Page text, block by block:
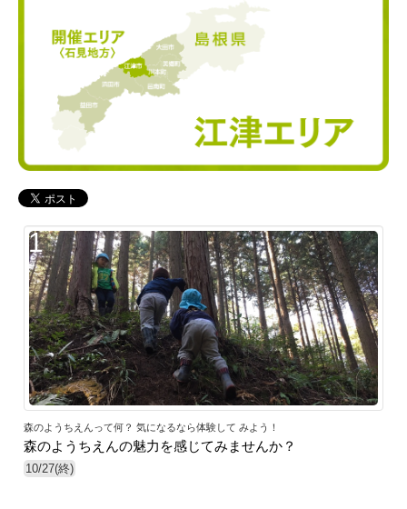
1
森のようちえんって何？ 気になるなら体験して みよう！
森のようちえんの魅力を感じてみませんか？
10/27(終)